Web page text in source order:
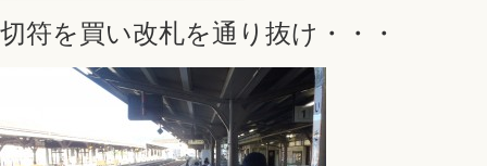
切符を買い改札を通り抜け・・・